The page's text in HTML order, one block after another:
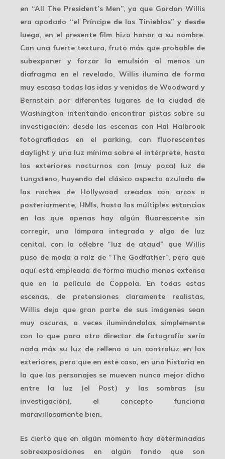
en “All The President’s Men”, ya que Gordon Willis
era apodado “el Príncipe de las Tinieblas” y desde
luego, en el presente film hizo honor a su nombre.
Con una fuerte textura, fruto más que probable de
subexponer y forzar la emulsión al menos un
diafragma en el revelado, Willis ilumina de forma
muy escasa todas las idas y venidas de Woodward y
Bernstein por diferentes lugares de la ciudad de
Washington intentando encontrar pistassobre su
investigación: desde las escenas con Hal Halbrook
fotografiadas en el parking, con fluorescentes
daylight y una luz mínima sobre el intérprete, hasta
los exteriores nocturnos con (muy poca) luz de
tungsteno, huyendo del clásico aspecto azulado de
las noches de Hollywood creadas con arcos o
posteriormente, HMIs, hasta las múltiples estancias
en las que apenas hay algún fluorescente sin
corregir, una lámpara integrada y algo de luz
cenital, con la célebre “luz de ataud” que Willis
puso de moda a raíz de “The Godfather”, pero que
aquí está empleada de forma mucho menos extensa
que en la película de Coppola. En todas estas
escenas, de pretensiones claramente realistas,
Willis deja que gran parte de sus imágenes sean
muy oscuras, a veces iluminándolas simplemente
con lo que para otro director de fotografía sería
nada más su luz de relleno o un contraluz en los
exteriores, pero que en este caso, en una historia en
la que los personajes se mueven nunca mejor dicho
entre la luz (el Post) y las sombras (su
investigación), el concepto funciona
maravillosamente bien.
Es cierto que en algún momento hay determinadas
sobreexposiciones en algún fondo que son